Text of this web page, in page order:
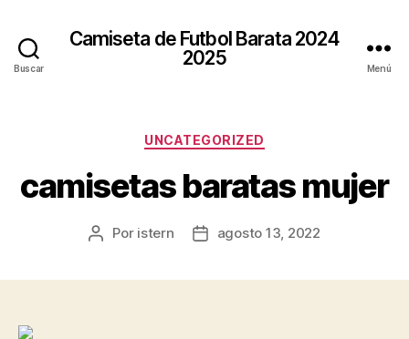
Buscar
Camiseta de Futbol Barata 2024
2025
Menú
Categorías
UNCATEGORIZED
camisetas baratas mujer
Autor
Por istern
Fechaagosto 13, 2022